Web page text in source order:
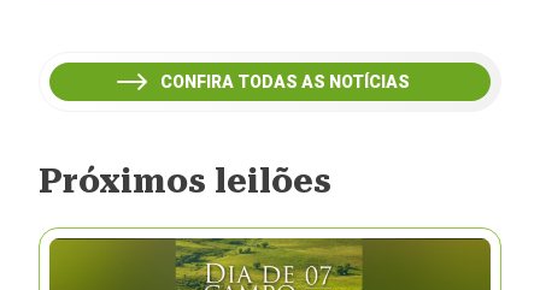
CONFIRA TODAS AS NOTÍCIAS
Próximos leilões